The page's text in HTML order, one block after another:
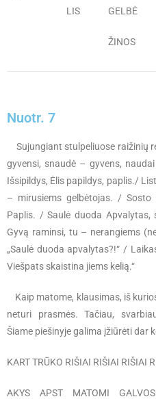
LIS GELBĖ
ŽINOS
Nuotr. 7
Sujungiant stulpeliuose raižinių
gyvensi, snaudė – gyvens,
Išsipildys, Ėlis papildys, paplis./
– mirusiems gelbėtojas. /
Paplis. / Saulė duoda Apvalytas,
Gyvą raminsi, tu – nerangiems
„Saulė duoda apvalytas?!“ /
Viešpats skaistina jiems kelią.“
Kaip matome, klausimas, iš
neturi prasmės. Tačiau,
Šiame piešinyje galima įžiūrėti dar
KART TRŪKO RIŠIAI RIŠIAI RIŠIAI
AKYS APST MATOMI